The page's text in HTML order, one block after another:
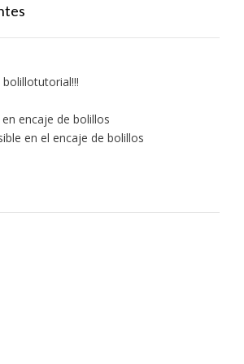
encaje de bolillos
en el encaje de bolillos